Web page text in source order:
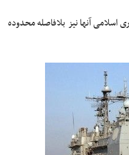
اسلامی آنها نیز بلافاصله محدوده